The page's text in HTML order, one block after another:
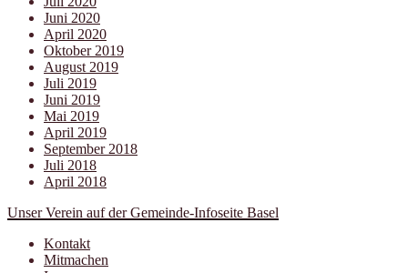
Juni 2020
April 2020
Oktober 2019
August 2019
Juli 2019
Juni 2019
Mai 2019
April 2019
September 2018
Juli 2018
April 2018
Unser Verein auf der Gemeinde-Infoseite Basel
Kontakt
Mitmachen